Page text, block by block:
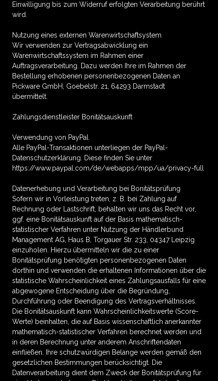
Einwilligung bis zum Widerruf erfolgten Verarbeitung berührt
wird.
Nutzung eines externen Warenwirtschaftsystem
Wir verwenden zur Vertragsabwicklung ein
Warenwirtschaftssystem im Rahmen einer
Auftragsverarbeitung. Dazu werden Ihre im Rahmen der
Bestellung erhobenen personenbezogenen Daten an
Pickware GmbH, Goebelstr. 21, 64293 Darmstadt
übermittelt.
Zahlungsdienstleister Bonitätsauskunft
Verwendung von PayPal
Alle PayPal-Transaktionen unterliegen der PayPal-
Datenschutzerklärung. Diese finden Sie unter
https://www.paypal.com/de/webapps/mpp/ua/privacy-full
Datenerhebung und Verarbeitung bei Bonitätsprüfung
Sofern wir in Vorleistung treten, z. B. bei Zahlung auf
Rechnung oder Lastschrift, behalten wir uns das Recht vor,
ggf. eine Bonitätsauskunft auf der Basis mathematisch-
statistischer Verfahren unter Nutzung der Händlerbund
Management AG, Haus B, Torgauer Str. 233, 04347 Leipzig
einzuholen. Hierzu übermitteln wir die zu einer
Bonitätsprüfung benötigten personenbezogenen Daten
dorthin und verwenden die erhaltenen Informationen über die
statistische Wahrscheinlichkeit eines Zahlungsausfalls für eine
abgewogene Entscheidung über die Begründung,
Durchführung oder Beendigung des Vertragsverhältnisses.
Die Bonitätsauskunft kann Wahrscheinlichkeitswerte (Score-
Werte) beinhalten, die auf Basis wissenschaftlich anerkannter
mathematisch-statistischer Verfahren berechnet werden und
in deren Berechnung unter anderem Anschriftendaten
einfließen. Ihre schutzwürdigen Belange werden gemäß den
gesetzlichen Bestimmungen berücksichtigt. Die
Datenverarbeitung dient dem Zweck der Bonitätsprüfung für